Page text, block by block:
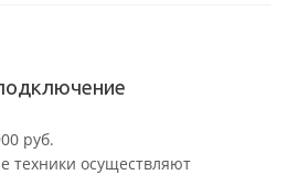
руб.
техники осуществляют